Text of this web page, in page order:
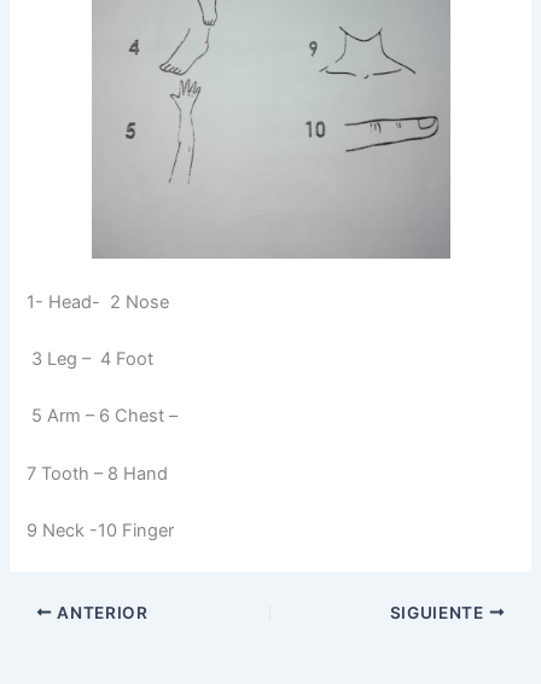
1- Head- 2 Nose
3 Leg – 4 Foot
5 Arm – 6 Chest –
7 Tooth – 8 Hand
9 Neck -10 Finger
ANTERIOR SIGUIENTE